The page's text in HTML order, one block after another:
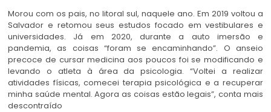
Morou com os pais, no litoral sul, naquele ano. Em 2019 voltou a
Salvador e retomou seus estudos focado em vestibulares e
universidades. Já em 2020, durante a auto imersão e
pandemia, as coisas “foram se encaminhando”. O anseio
precoce de cursar medicina aos poucos foi se modificando e
levando o atleta à área da psicologia. “Voltei a realizar
atividades físicas, comecei terapia psicológica e a recuperar
minha saúde mental. Agora as coisas estão legais”, conta mais
descontraído